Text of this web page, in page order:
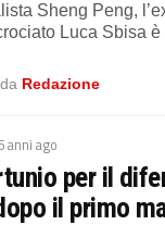
Sheng Peng,
Luca Sbisa
Redazione
anni ago
per il
il primo